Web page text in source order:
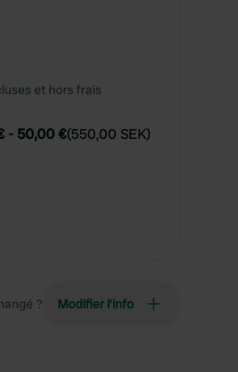
et hors frais
- 50,00 €(550,00 SEK)
? Modifier l’info